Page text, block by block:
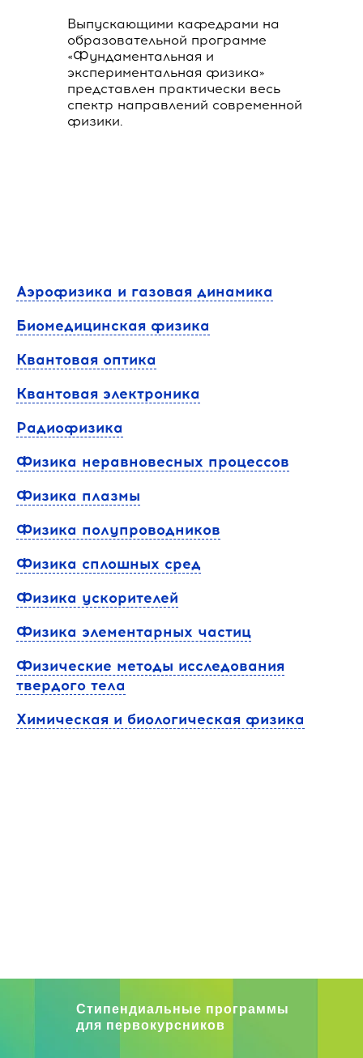
Выпускающими кафедрами на
образовательной программе
«Фундаментальная и
экспериментальная физика»
представлен практически весь
спектр направлений современной
физики.
Аэрофизика и газовая динамика
Биомедицинская физика
Квантовая оптика
Квантовая электроника
Радиофизика
Физика неравновесных процессов
Физика плазмы
Физика полупроводников
Физика сплошных сред
Физика ускорителей
Физика элементарных частиц
Физические методы исследования
твердого тела
Химическая и биологическая физика
Стипендиальные программы
для первокурсников